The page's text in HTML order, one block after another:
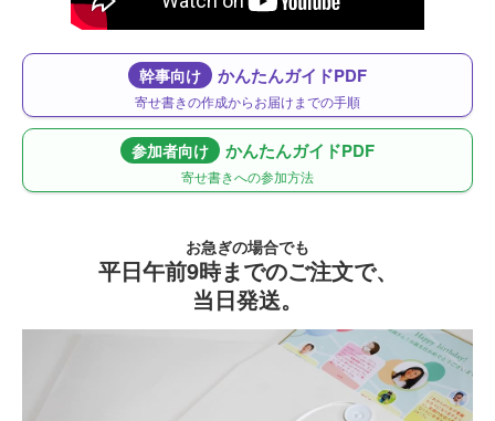
幹事向け かんたんガイドPDF
寄せ書きの作成からお届けまでの手順
参加者向け かんたんガイドPDF
寄せ書きへの参加方法
お急ぎの場合でも
平日午前9時までのご注文で、
当日発送。